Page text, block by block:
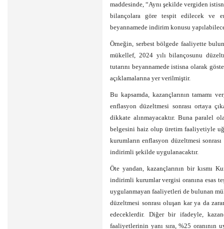
maddesinde, “Aynı şekilde vergiden
bilançolara göre tespit edilecek ve
beyannamede indirim konusu
Örneğin, serbest bölgede faaliyette
mükellef, 2024 yılı bilançosunu
tutarını beyannamede istisna olarak
açıklamalarına yer verilmiştir.
Bu kapsamda, kazançlarının tamamı
enflasyon düzeltmesi sonrası ortaya
dikkate alınmayacaktır. Buna paralel
belgesini haiz olup üretim faaliyetiyle
kurumların enflasyon düzeltmesi
indirimli şekilde uygulanacaktır.
Öte yandan, kazançlarının bir kısmı
indirimli kurumlar vergisi oranına esas
uygulanmayan faaliyetleri de bulunan
düzeltmesi sonrası oluşan kar ya da
edeceklerdir. Diğer bir ifadeyle,
faaliyetlerinin yanı sıra, %25 oranının